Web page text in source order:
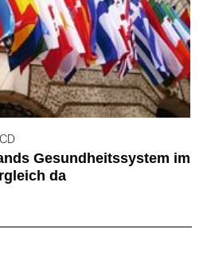
Gesundheitssystem im
da